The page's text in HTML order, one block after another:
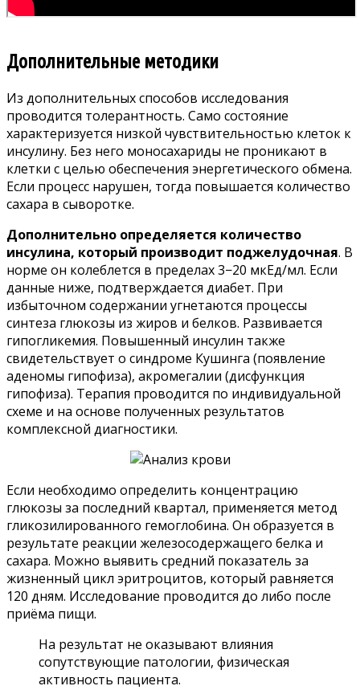
Дополнительные методики
Из дополнительных способов исследования
проводится толерантность. Само состояние
характеризуется низкой чувствительностью клеток к
инсулину. Без него моносахариды не проникают в
клетки с целью обеспечения энергетического обмена.
Если процесс нарушен, тогда повышается количество
сахара в сыворотке.
Дополнительно определяется количество
инсулина, который производит поджелудочная. В
норме он колеблется в пределах 3−20 мкЕд/мл. Если
данные ниже, подтверждается диабет. При
избыточном содержании угнетаются процессы
синтеза глюкозы из жиров и белков. Развивается
гипогликемия. Повышенный инсулин также
свидетельствует о синдроме Кушинга (появление
аденомы гипофиза), акромегалии (дисфункция
гипофиза). Терапия проводится по индивидуальной
схеме и на основе полученных результатов
комплексной диагностики.
Если необходимо определить концентрацию
глюкозы за последний квартал, применяется метод
гликозилированного гемоглобина. Он образуется в
результате реакции железосодержащего белка и
сахара. Можно выявить средний показатель за
жизненный цикл эритроцитов, который равняется
120 дням. Исследование проводится до либо после
приёма пищи.
На результат не оказывают влияния
сопутствующие патологии, физическая
активность пациента.